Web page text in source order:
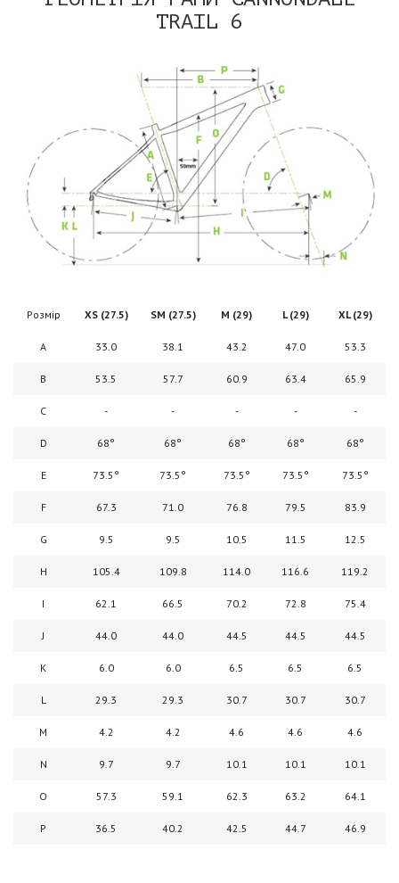
TRAIL 6
Розмір XS (27.5) SM (27.5) M (29) L(29) XL(29)
A 33.0 38.1 43.2 47.0 53.3
B 53.5 57.7 60.9 63.4 65.9
C - - - - -
D 68° 68° 68° 68° 68°
E 73.5° 73.5° 73.5° 73.5° 73.5°
F 67.3 71.0 76.8 79.5 83.9
G 9.5 9.5 10.5 11.5 12.5
H 105.4 109.8 114.0 116.6 119.2
I 62.1 66.5 70.2 72.8 75.4
J 44.0 44.0 44.5 44.5 44.5
K 6.0 6.0 6.5 6.5 6.5
L 29.3 29.3 30.7 30.7 30.7
M 4.2 4.2 4.6 4.6 4.6
N 9.7 9.7 10.1 10.1 10.1
O 57.3 59.1 62.3 63.2 64.1
P 36.5 40.2 42.5 44.7 46.9